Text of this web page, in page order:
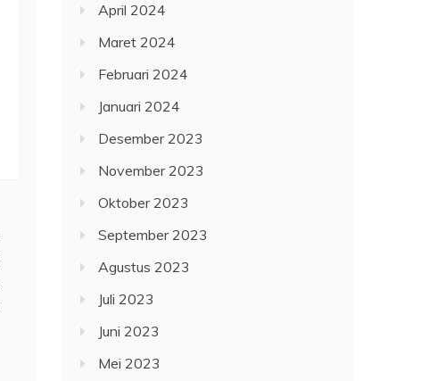
April 2024
Maret 2024
Februari 2024
Januari 2024
Desember 2023
November 2023
Oktober 2023
September 2023
Agustus 2023
Juli 2023
Juni 2023
Mei 2023